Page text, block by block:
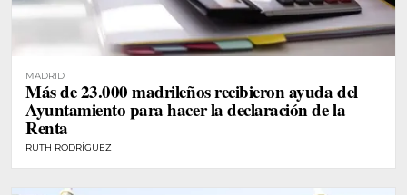
MADRID
Más de 23.000 madrileños recibieron ayuda del
Ayuntamiento para hacer la declaración de la
Renta
RUTH RODRÍGUEZ